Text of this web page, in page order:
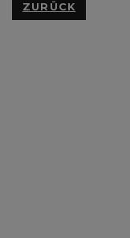
ZURÜCK